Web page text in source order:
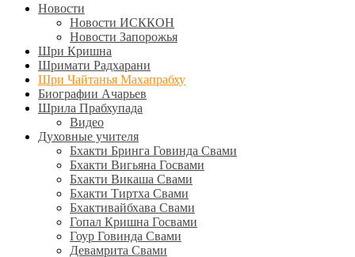
Новости
Новости ИСККОН
Новости Запорожья
Шри Кришна
Шримати Радхарани
Шри Чайтанья Махапрабху
Биографии Ачарьев
Шрила Прабхупада
Видео
Духовные учителя
Бхакти Бринга Говинда Свами
Бхакти Вигьяна Госвами
Бхакти Викаша Свами
Бхакти Тиртха Свами
Бхактивайбхава Свами
Гопал Кришна Госвами
Гоур Говинда Свами
Девамрита Свами